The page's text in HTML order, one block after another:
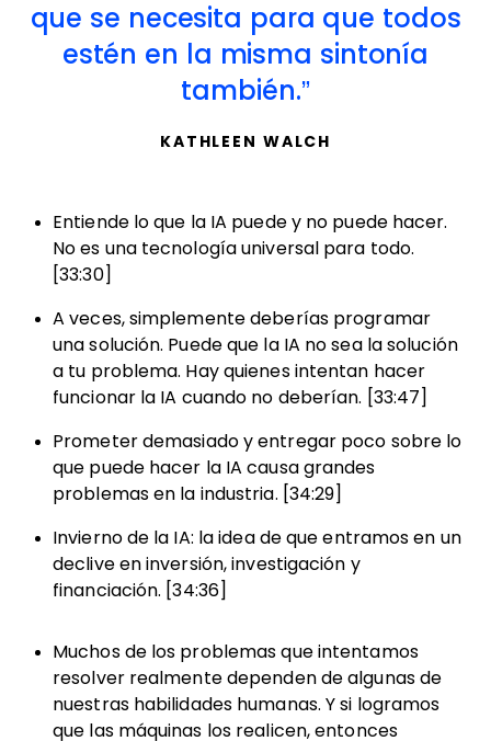
que se necesita para que todos
estén en la misma sintonía
también.
KATHLEEN WALCH
Entiende lo que la IA puede y no puede hacer.
No es una tecnología universal para todo.
[33:30]
A veces, simplemente deberías programar
una solución. Puede que la IA no sea la solución
a tu problema. Hay quienes intentan hacer
funcionar la IA cuando no deberían. [33:47]
Prometer demasiado y entregar poco sobre lo
que puede hacer la IA causa grandes
problemas en la industria. [34:29]
Invierno de la IA: la idea de que entramos en un
declive en inversión, investigación y
financiación. [34:36]
Muchos de los problemas que intentamos
resolver realmente dependen de algunas de
nuestras habilidades humanas. Y si logramos
que las máquinas los realicen, entonces